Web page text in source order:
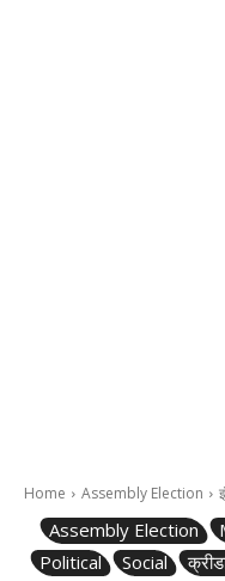
Home Assembly Election
Assembly Election
Political
Social